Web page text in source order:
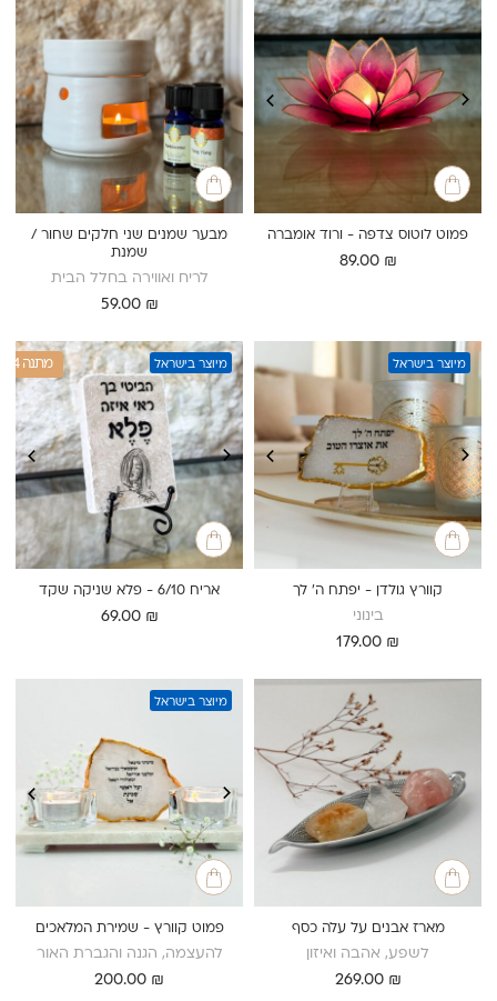
פמוט לוטוס צדפה - ורוד אומברה
89.00 ₪
מבער שמנים שני חלקים שחור /
שמנת
לריח ואווירה בחלל הבית
59.00 ₪
מיוצר בישראל
קוורץ גולדן - יפתח ה’ לך
בינוני
179.00 ₪
מיוצר בישראל 1+4 מתנה
אריח 6/10 - פלא שניקה שקד
69.00 ₪
מארז אבנים על עלה כסף
לשפע, אהבה ואיזון
269.00 ₪
מיוצר בישראל
פמוט קוורץ - שמירת המלאכים
להעצמה, הגנה והגברת האור
200.00 ₪